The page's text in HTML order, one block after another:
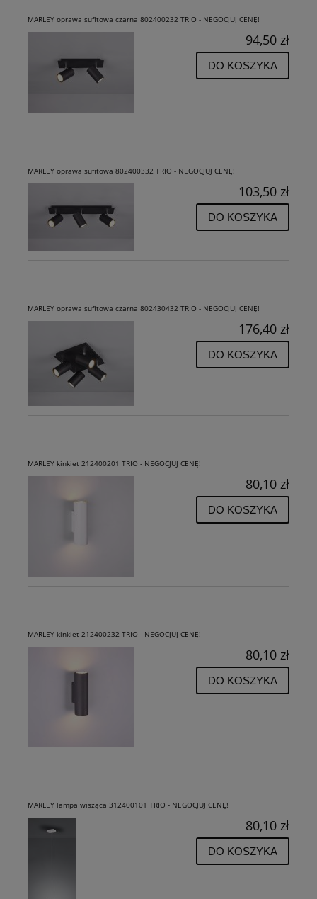
MARLEY oprawa sufitowa czarna 802400232 TRIO - NEGOCJUJ CENĘ!
94,50 zł
DO KOSZYKA
MARLEY oprawa sufitowa 802400332 TRIO - NEGOCJUJ CENĘ!
103,50 zł
DO KOSZYKA
MARLEY oprawa sufitowa czarna 802430432 TRIO - NEGOCJUJ CENĘ!
176,40 zł
DO KOSZYKA
MARLEY kinkiet 212400201 TRIO - NEGOCJUJ CENĘ!
80,10 zł
DO KOSZYKA
MARLEY kinkiet 212400232 TRIO - NEGOCJUJ CENĘ!
80,10 zł
DO KOSZYKA
MARLEY lampa wisząca 312400101 TRIO - NEGOCJUJ CENĘ!
80,10 zł
DO KOSZYKA